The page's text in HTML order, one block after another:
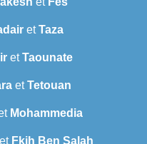
etTaza
etTaounate
etTetouan
Mohammedia
Fkih Ben Salah